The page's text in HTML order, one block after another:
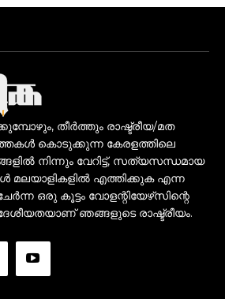
തീർത്തും രാഷ്ട്രീയ/മത
കൊടുക്കുന്ന കേരളത്തിലെ
നിന്നും വേറിട്ട്, സത്യസന്ധമായ
മലയാളികളിൽ എത്തിക്കുക എന്ന
ഒരു കൂട്ടം വോളന്റിയേഴ്‌സിന്റെ
ഞങ്ങളുടെ രാഷ്ട്രീയം.